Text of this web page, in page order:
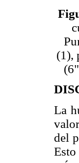
(1),
La
del